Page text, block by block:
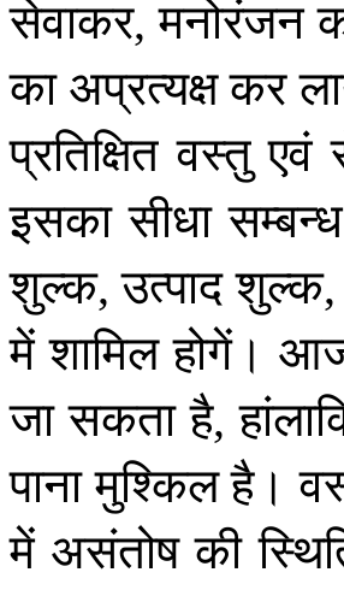
सेवाकर,मनोरंजन
का अप्रत्यक्षकर
प्रतिक्षित वस्तु एवं
इसका सीधा सम्बन्ध
शुल्क,उत्पादशुल्क
में शामिल होगें।
जा सकता है,
पानामुश्किलहै।
में असंतोष की